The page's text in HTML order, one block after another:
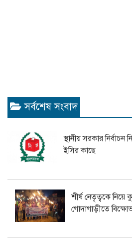
সর্বশেষ সংবাদ
স্থানীয় সরকার নির্বাচন
ইসির কাছে
শীর্ষ নেতৃত্বকে নিয়ে
গোদাগাড়ীতে